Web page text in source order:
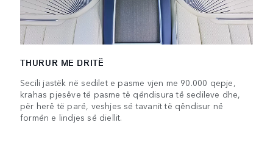
THURUR ME DRITË
Secili jastëk në sedilet e pasme vjen me 90.000 qepje,
krahas pjesëve të pasme të qëndisura të sedileve dhe,
për herë të parë, veshjes së tavanit të qëndisur në
formën e lindjes së diellit.